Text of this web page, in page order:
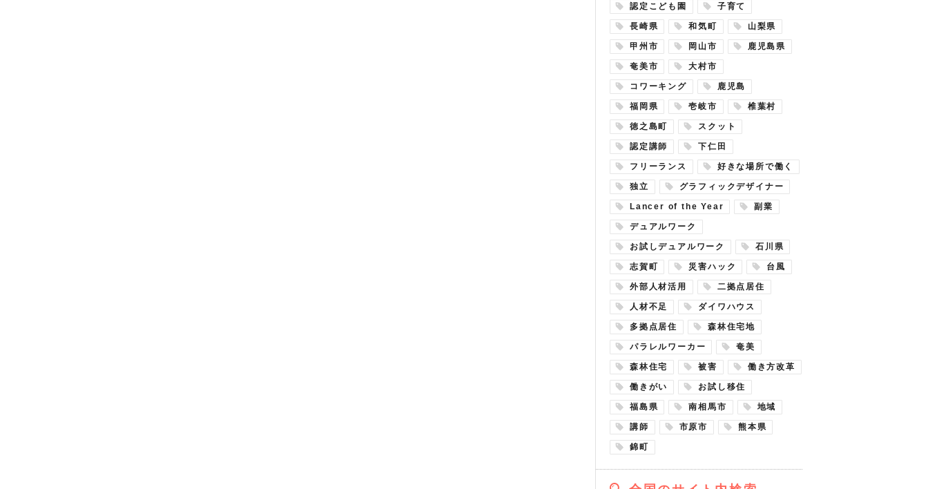
認定こども園 子育て
長崎県 和気町 山梨県
甲州市 岡山市 鹿児島県
奄美市 大村市
コワーキング 鹿児島
福岡県 壱岐市 椎葉村
徳之島町 スクット
認定講師 下仁田
フリーランス 好きな場所で働く
独立 グラフィックデザイナー
Lancer of the Year 副業
デュアルワーク
お試しデュアルワーク 石川県
志賀町 災害ハック 台風
外部人材活用 二拠点居住
人材不足 ダイワハウス
多拠点居住 森林住宅地
パラレルワーカー 奄美
森林住宅 被害 働き方改革
働きがい お試し移住
福島県 南相馬市 地域
講師 市原市 熊本県
錦町